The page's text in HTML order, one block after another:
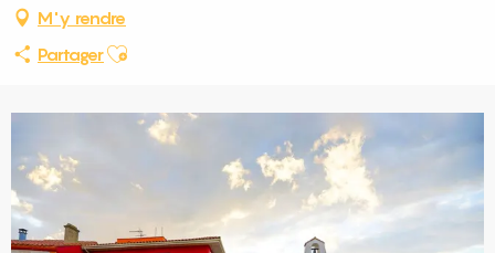
M'y rendre
PartagerAjouter aux favoris